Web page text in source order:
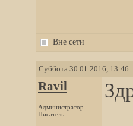
Вне сети
Суббота 30.01.2016, 13:46
Ravil
Администратор
Писатель